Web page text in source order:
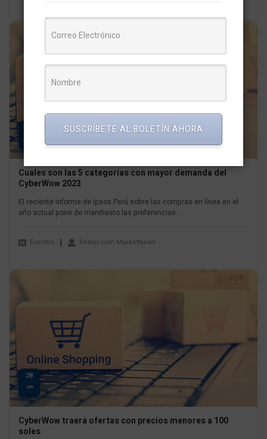
Cuales son las 5 categorías con mayor demanda del
CyberWow 2023
El reciente informe de Ipsos Perú sobre las compras en línea en el
año actual pone de manifiesto las preferencias...
Eventos Redaccion MarketNews
28
JUN
CyberWow traerá ofertas con precios menores a 100
soles
SUSCRÍBETE AL BOLETÍN AHORA